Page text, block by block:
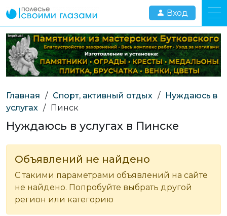
Вход
Главная / Спорт, активный отдых /
Нуждаюсь в
услугах / Пинск
Нуждаюсь в услугах в Пинске
Объявлений не найдено
С такими параметрами объявлений на сайте
не найдено. Попробуйте выбрать другой
регион или категорию